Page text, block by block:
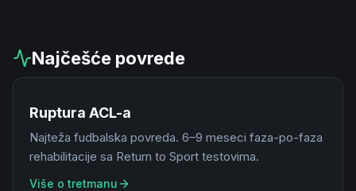
Najčešće povrede
Ruptura ACL-a
Najteža fudbalska povreda. 6–9 meseci faza-po-faza
rehabilitacije sa Return to Sport testovima.
Više o tretmanu